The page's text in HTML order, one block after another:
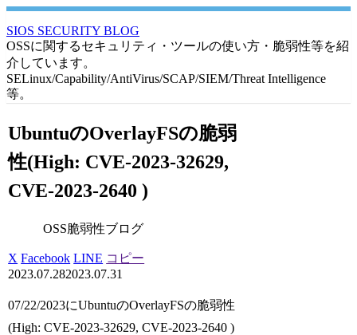
SIOS SECURITY BLOG
OSSに関するセキュリティ・ツールの使い方・脆弱性等を紹
介しています。
SELinux/Capability/AntiVirus/SCAP/SIEM/Threat Intelligence
等。
UbuntuのOverlayFSの脆弱
性(High: CVE-2023-32629,
CVE-2023-2640 )
OSS脆弱性ブログ
X Facebook LINE コピー
2023.07.282023.07.31
07/22/2023にUbuntuのOverlayFSの脆弱性
(High: CVE-2023-32629, CVE-2023-2640 )